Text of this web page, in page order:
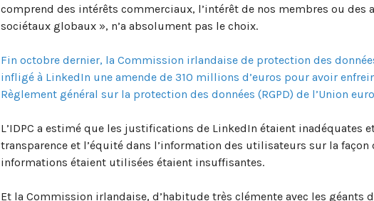
comprend des intérêts commerciaux, l’intérêt de nos membres ou des
sociétaux globaux », n’a absolument pas le choix.
Fin octobre dernier, la Commission irlandaise de protection des
infligé à LinkedIn une amende de 310 millions d’euros pour avoir
Règlement général sur la protection des données (RGPD) de l’Union
L’IDPC a estimé que les justifications de LinkedIn étaient inadéquates
transparence et l’équité dans l’information des utilisateurs sur la façon
informations étaient utilisées étaient insuffisantes.
Et la Commission irlandaise, d’habitude très clémente avec les géants